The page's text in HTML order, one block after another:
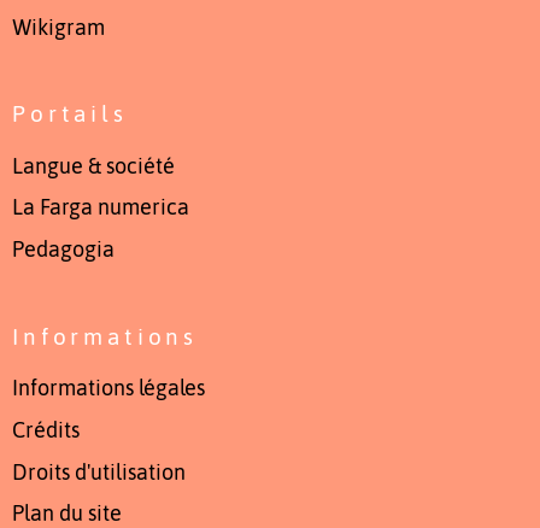
Wikigram
Portails
Langue & société
La Farga numerica
Pedagogia
Informations
Informations légales
Crédits
Droits d'utilisation
Plan du site